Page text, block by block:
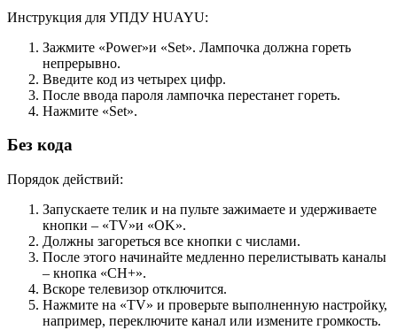
Инструкция для УПДУ HUAYU:
Зажмите «Power»и «Set». Лампочка должна гореть
непрерывно.
Введите код из четырех цифр.
После ввода пароля лампочка перестанет гореть.
Нажмите «Set».
Без кода
Порядок действий:
Запускаете телик и на пульте зажимаете и удерживаете
кнопки – «TV»и «OK».
Должны загореться все кнопки с числами.
После этого начинайте медленно перелистывать каналы
– кнопка «CH+».
Вскоре телевизор отключится.
Нажмите на «TV» и проверьте выполненную настройку,
например, переключите канал или измените громкость.